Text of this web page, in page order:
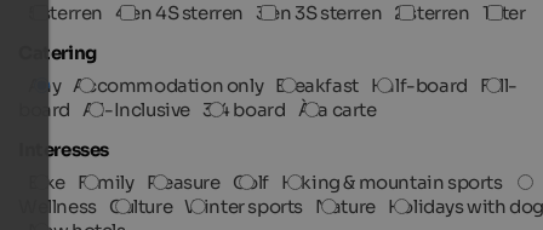
5 sterren 4 en 4S sterren 3 en 3S sterren 2 sterren 1 ster
Catering
Any Accommodation only Breakfast Half-board
Full-
board All-Inclusive 3/4 board À la carte
Interesses
Bike Family Pleasure Golf Hiking & mountain sports
Wellness Culture Winter sports Nature Holidays with